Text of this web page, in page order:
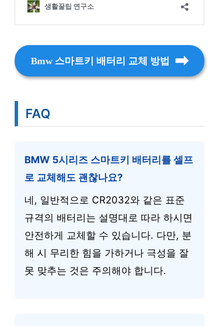
Bmw 스마트키 배터리 교체 방법
FAQ
BMW 5시리즈 스마트키 배터리를 셀프
로 교체해도 괜찮나요?
네, 일반적으로 CR2032와 같은 표준
규격의 배터리는 설명대로 따라 하시면
안전하게 교체할 수 있습니다. 다만, 분
해 시 무리한 힘을 가하거나 극성을 잘
못 맞추는 것은 주의해야 합니다.